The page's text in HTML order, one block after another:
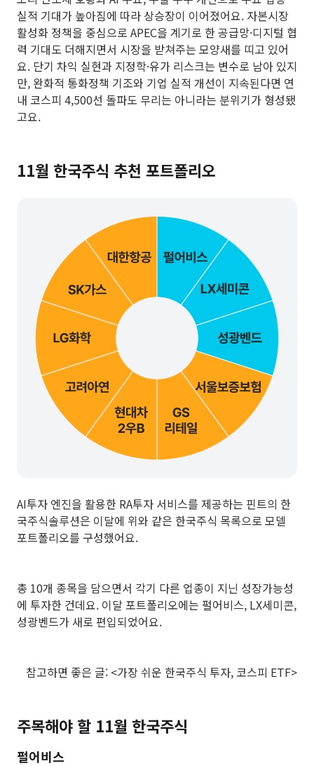
실적 기대가 높아짐에 따라 상승장이 이어졌어요. 자본시장
활성화 정책을 중심으로 APEC을 계기로 한 공급망·디지털 협
력 기대도 더해지면서 시장을 받쳐주는 모양새를 띠고 있어
요. 단기 차익 실현과 지정학·유가 리스크는 변수로 남아 있지
만, 완화적 통화정책 기조와 기업 실적 개선이 지속된다면 연
내 코스피 4,500선 돌파도 무리는 아니라는 분위기가 형성됐
고요.
11월 한국주식 추천 포트폴리오
AI투자 엔진을 활용한 RA투자 서비스를 제공하는 핀트의 한
국주식솔루션은 이달에 위와 같은 한국주식 목록으로 모델
포트폴리오를 구성했어요.
총 10개 종목을 담으면서 각기 다른 업종이 지닌 성장가능성
에 투자한 건데요. 이달 포트폴리오에는 펄어비스, LX세미콘,
성광벤드가 새로 편입되었어요.
참고하면 좋은 글: <가장 쉬운 한국주식 투자, 코스피 ETF>
주목해야 할 11월 한국주식
펄어비스